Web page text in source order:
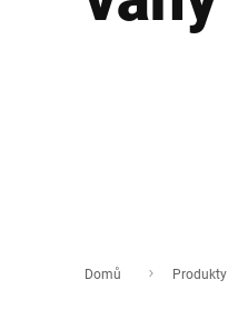
Afrika
Domů Produkty